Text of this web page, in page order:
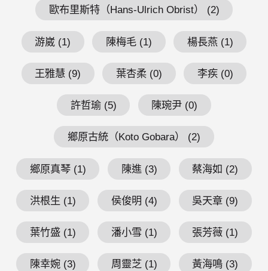
歐布里斯特（Hans-Ulrich Obrist） (2)
游崴 (1) 陳梅毛 (1) 楊長燕 (1)
王雅慧 (9) 葉杏柔 (0) 李疾 (0)
許哲瑜 (5) 陳琬尹 (0)
鄉原古統（Koto Gobara） (2)
鄉原真琴 (1) 陳進 (3) 蔡海如 (2)
洪根生 (1) 侯俊明 (4) 吳天章 (9)
葉竹盛 (1) 潘小雪 (1) 張芳薇 (1)
陳幸婉 (3) 周靈芝 (1) 黃海鳴 (3)